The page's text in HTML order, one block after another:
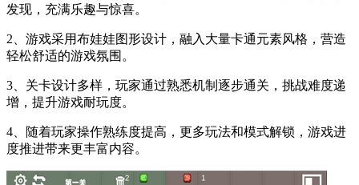
发现，充满乐趣与惊喜。
2、游戏采用布娃娃图形设计，融入大量卡通元素风格，营造
轻松舒适的游戏氛围。
3、关卡设计多样，玩家通过熟悉机制逐步通关，挑战难度递
增，提升游戏耐玩度。
4、随着玩家操作熟练度提高，更多玩法和模式解锁，游戏进
度推进带来更丰富内容。